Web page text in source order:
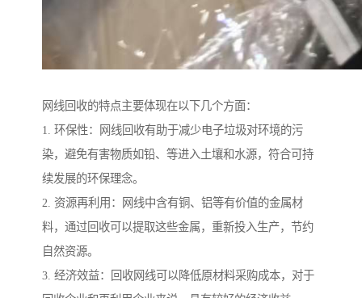
网线回收的特点主要体现在以下几个方面：
1. 环保性：网线回收有助于减少电子垃圾对环境的污
染，避免有害物质如铅、等进入土壤和水源，符合可持
续发展的环保理念。
2. 资源再利用：网线中含有铜、铝等有价值的金属材
料，通过回收可以提取这些金属，重新投入生产，节约
自然资源。
3. 经济效益：回收网线可以降低原材料采购成本，对于